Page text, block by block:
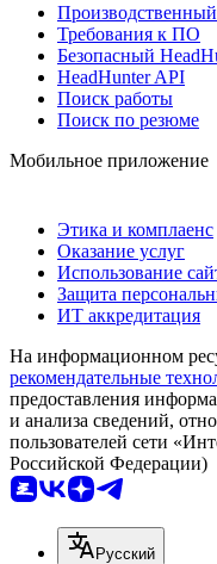
Требования к ПО
Безопасный
HeadHunter API
Поиск работы
Поиск по резюме
Мобильное приложение
Этика и комплаенс
Оказание услуг
Использование
Защита
ИТ аккредитация
На информационном
рекомендательные
предоставления
и анализа сведений,
пользователей сети
Российской Федерации)
Русский